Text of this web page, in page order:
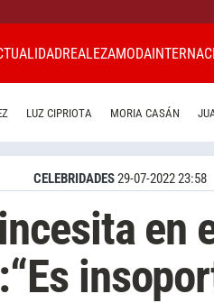
REALEZAMODA
LUZ CIPRIOTA MORIA CASÁN
CELEBRIDADES29-07-2022 23:58
en